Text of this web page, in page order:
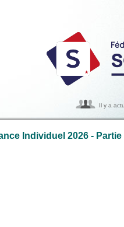
Il y a
Individuel 2026 - Partie